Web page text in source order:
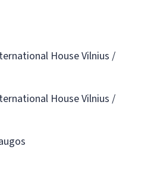
House Vilnius /
House Vilnius /